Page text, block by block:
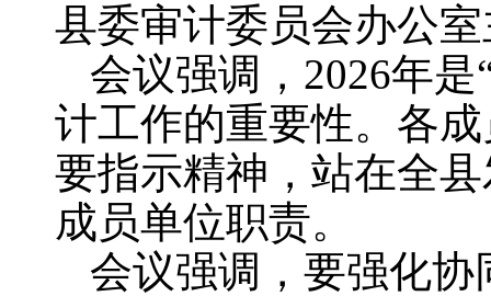
县委审计委员会办公
会议强调，2026年
计工作的重要性。各
要指示精神，站在全
成员单位职责。
会议强调，要强化